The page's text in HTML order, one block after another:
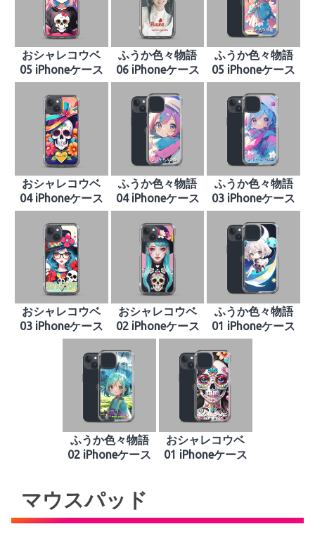
おシャレコウベ
05 iPhoneケース
ふうか色々物語
06 iPhoneケース
ふうか色々物語
05 iPhoneケース
おシャレコウベ
04 iPhoneケース
ふうか色々物語
04 iPhoneケース
ふうか色々物語
03 iPhoneケース
おシャレコウベ
03 iPhoneケース
おシャレコウベ
02 iPhoneケース
ふうか色々物語
01 iPhoneケース
ふうか色々物語
02 iPhoneケース
おシャレコウベ
01 iPhoneケース
マウスパッド